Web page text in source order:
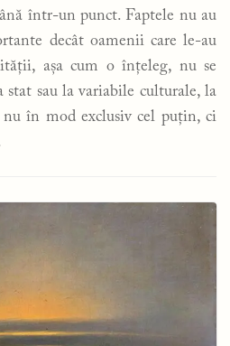
într-un punct. Faptele nu au
decât oamenii care le-au
așa cum o înțeleg, nu se
sau la variabile culturale, la
în mod exclusiv cel puțin, ci